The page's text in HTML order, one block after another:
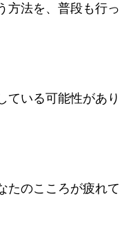
方法を、普段も行っ
ている可能性があり
たのこころが疲れて